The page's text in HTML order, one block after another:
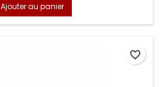
Ajouter au panier
favorite_border